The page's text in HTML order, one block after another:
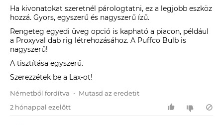
Ha kivonatokat szeretnél párologtatni, ez a legjobb eszköz
hozzá. Gyors, egyszerű és nagyszerű ízű.
Rengeteg egyedi üveg opció is kapható a piacon, például
a Proxyval dab rig létrehozásához. A Puffco Bulb is
nagyszerű!
A tisztítása egyszerű.
Szerezzétek be a Lax-ot!
Németből fordítva • Mutasd az eredetit
2 hónappal ezelőtt